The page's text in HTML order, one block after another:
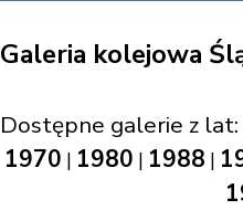
Galeria kolejowa
Dostępne galerie z lat:
1970 | 1980 | 1988 |